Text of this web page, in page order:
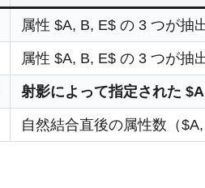
属性 $A, B, E$ の 3 つが抽
属性 $A, B, E$ の 3 つが抽
射影によって指定された
自然結合直後の属性数（